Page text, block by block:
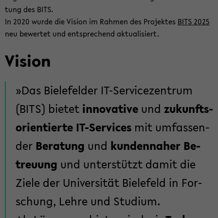
tung des BITS.
In 2020 wurde die Vi­si­on im Rah­men des Pro­jek­tes BITS 2025
neu be­wer­tet und ent­spre­chend ak­tua­li­siert.
Vi­si­on
Das Bie­le­fel­der IT-​Servicezentrum
(BITS) bie­tet in­no­va­ti­ve und zu­kunfts­
ori­en­tier­te IT-​Services mit um­fas­sen­
der Be­ra­tung und kun­den­na­her Be­
treu­ung und un­ter­stützt damit die
Ziele der Uni­ver­si­tät Bie­le­feld in For­
schung, Lehre und Stu­di­um.